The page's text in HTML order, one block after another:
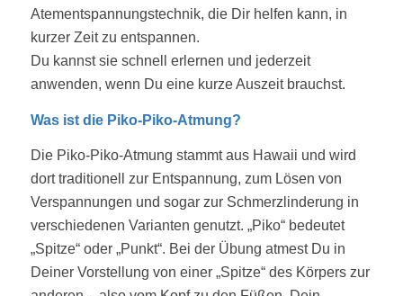
Atementspannungstechnik, die Dir helfen kann, in
kurzer Zeit zu entspannen.
Du kannst sie schnell erlernen und jederzeit
anwenden, wenn Du eine kurze Auszeit brauchst.
Was ist die Piko-Piko-Atmung?
Die Piko-Piko-Atmung stammt aus Hawaii und wird
dort traditionell zur Entspannung, zum Lösen von
Verspannungen und sogar zur Schmerzlinderung in
verschiedenen Varianten genutzt. „Piko“ bedeutet
„Spitze“ oder „Punkt“. Bei der Übung atmest Du in
Deiner Vorstellung von einer „Spitze“ des Körpers zur